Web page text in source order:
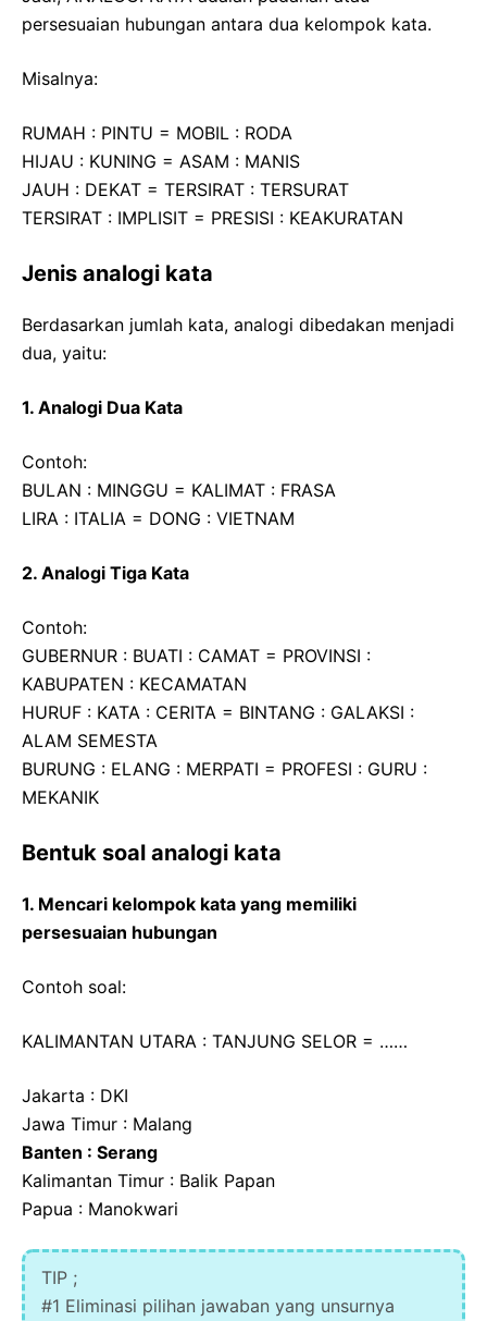
persesuaian hubungan antara dua kelompok kata.
Misalnya:
RUMAH : PINTU = MOBIL : RODA
HIJAU : KUNING = ASAM : MANIS
JAUH : DEKAT = TERSIRAT : TERSURAT
TERSIRAT : IMPLISIT = PRESISI : KEAKURATAN
Jenis analogi kata
Berdasarkan jumlah kata, analogi dibedakan menjadi
dua, yaitu:
1. Analogi Dua Kata
Contoh:
BULAN : MINGGU = KALIMAT : FRASA
LIRA : ITALIA = DONG : VIETNAM
2. Analogi Tiga Kata
Contoh:
GUBERNUR : BUATI : CAMAT = PROVINSI :
KABUPATEN : KECAMATAN
HURUF : KATA : CERITA = BINTANG : GALAKSI :
ALAM SEMESTA
BURUNG : ELANG : MERPATI = PROFESI : GURU :
MEKANIK
Bentuk soal analogi kata
1. Mencari kelompok kata yang memiliki
persesuaian hubungan
Contoh soal:
KALIMANTAN UTARA : TANJUNG SELOR = ……
Jakarta : DKI
Jawa Timur : Malang
Banten : Serang
Kalimantan Timur : Balik Papan
Papua : Manokwari
TIP ;
#1 Eliminasi pilihan jawaban yang unsurnya